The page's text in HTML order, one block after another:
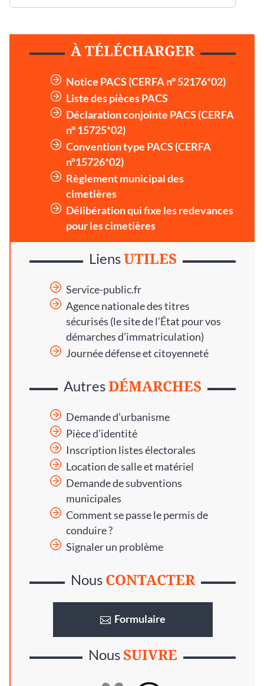
À TÉLÉCHARGER
Notice PACS (CERFA n° 52176*02)
Liste des pièces PACS
Déclaration conjointe PACS (CERFA
n° 15725*02)
Convention type PACS (CERFA
n°15726*02)
Règlement municipal des
cimetières
Délibération qui fixe les redevances
pour les cimetières
LiensUTILES
Service-public.fr
Agence nationale des titres
sécurisés (le site de l’État pour vos
démarches d’immatriculation)
Journée défense et citoyenneté
AutresDÉMARCHES
Demande d’urbanisme
Pièce d’identité
Inscription listes électorales
Location de salle et matériel
Demande de subventions
municipales
Comment se passe le permis de
conduire ?
Signaler un problème
Nous CONTACTER
Formulaire
NousSUIVRE